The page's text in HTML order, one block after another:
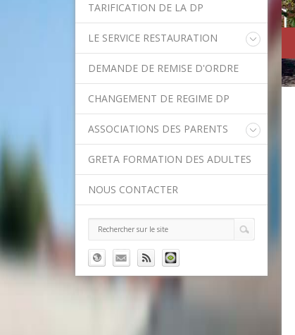
Marne
Onisep
Conseil Départemental du Val-de-
Asssitance Ordival
Aides financières du Département
Ministère de l'Education Nationale
Calendrier scolaire
TARIFICATION DE LA DP
LE SERVICE RESTAURATION
DEMANDE DE REMISE D'ORDRE
CHANGEMENT DE REGIME DP
ASSOCIATIONS DES PARENTS
GRETA FORMATION DES ADULTES
NOUS CONTACTER